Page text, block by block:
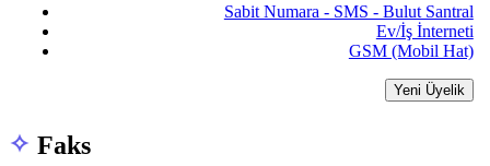
Sabit Numara - SMS - Bulut Santral
Ev/İş İnterneti
GSM (Mobil Hat)
Yeni Üyelik
Faks